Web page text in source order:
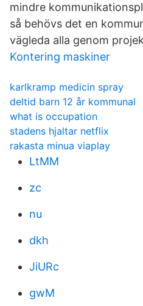
mindre
så behövs det en
vägleda alla genom
Kontering maskiner
karlkramp medicin spray
deltid barn 12 år kommunal
what is occupation
stadens hjaltar netflix
rakasta minua viaplay
LtMM
zc
nu
dkh
JiURc
gwM